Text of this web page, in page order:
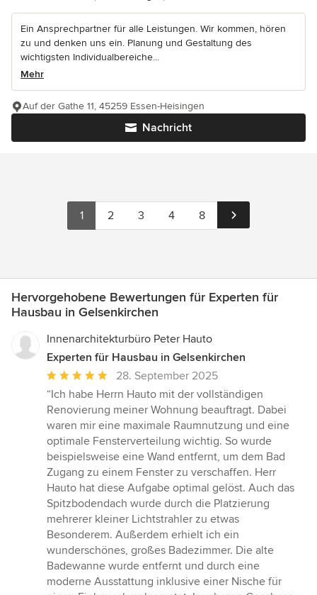
Ein Ansprechpartner für alle Leistungen. Wir kommen, hören
zu und denken uns ein. Planung und Gestaltung des
wichtigsten Individualbereiche...
Mehr
Nachricht
Auf der Gathe 11, 45259 Essen-Heisingen
1 2 3 4 8
Hervorgehobene Bewertungen für Experten für
Hausbau in Gelsenkirchen
Innenarchitekturbüro Peter Hauto
Experten für Hausbau in Gelsenkirchen
Durchschnittliche
Bewertung:
5
von
5
Sternen
28. September 2025
“Ich habe Herrn Hauto mit der vollständigen
Renovierung meiner Wohnung beauftragt. Dabei
waren mir eine maximale Raumnutzung und eine
optimale Fensterverteilung wichtig. So wurde
beispielsweise eine Wand entfernt, um dem Bad
Zugang zu einem Fenster zu verschaffen. Herr
Hauto hat diese Aufgabe optimal gelöst. Auch das
Spitzbodendach wurde durch die Platzierung
mehrerer kleiner Lichtstrahler zu etwas
Besonderem. Außerdem erhielt ich ein
wunderschönes, großes Badezimmer. Die alte
Badewanne wurde entfernt und durch eine
moderne Ausstattung inklusive einer Nische für